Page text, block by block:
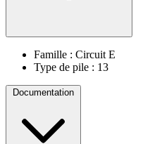
Famille : Circuit E
Type de pile : 13
Documentation